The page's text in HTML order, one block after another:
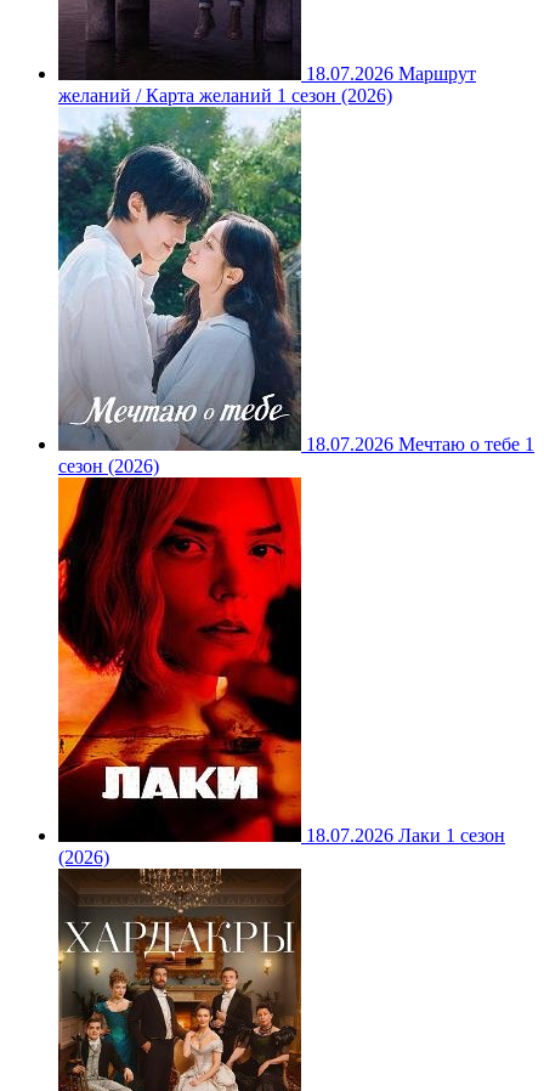
18.07.2026 Маршрут
желаний / Карта желаний 1 сезон (2026)
18.07.2026 Мечтаю о тебе 1
сезон (2026)
18.07.2026 Лаки 1 сезон
(2026)